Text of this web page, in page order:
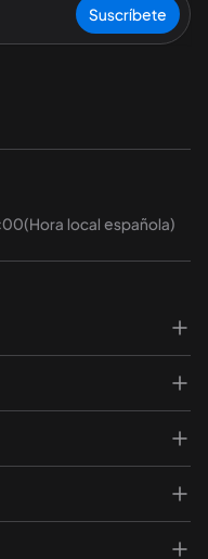
Suscríbete
local española)